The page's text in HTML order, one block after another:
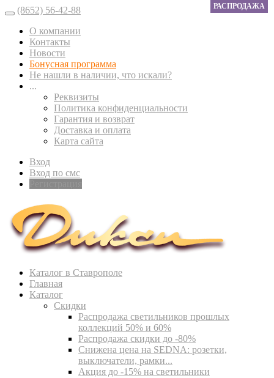
(8652) 56-42-88
О компании
Контакты
Новости
Бонусная программа
Не нашли в наличии, что искали?
...
Реквизиты
Политика конфиденциальности
Гарантия и возврат
Доставка и оплата
Карта сайта
Вход
Вход по смс
Каталог в Ставрополе
Главная
Каталог
Скидки
Распродажа светильников прошлых
коллекций 50% и 60%
Распродажа скидки до -80%
Cнижена цена на SEDNA: розетки,
выключатели, рамки...
Акция до -15% на светильники
РАСПРОДАЖА